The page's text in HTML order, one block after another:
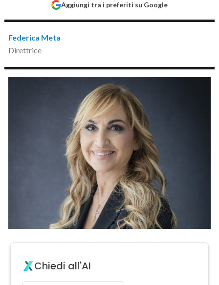
Aggiungi tra i preferiti su Google
Federica Meta
Direttrice
Chiedi all'AI